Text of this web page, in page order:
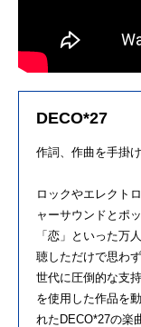
DECO*27
作詞、作曲を手掛
ロックやエレクト
ャーサウンドとポ
「恋」といった万
聴しただけで思わ
世代に圧倒的な支
を使用した作品を
れたDECO*27の楽